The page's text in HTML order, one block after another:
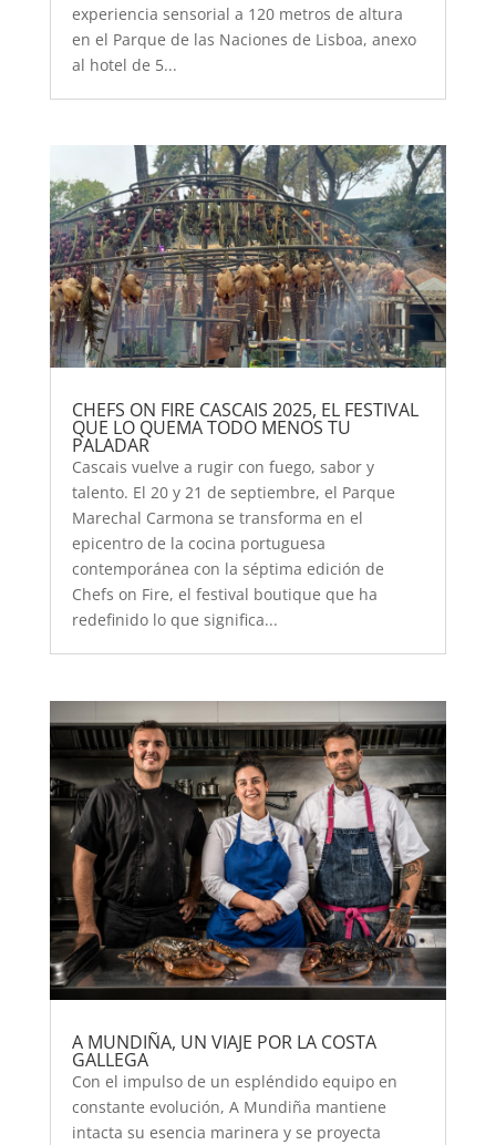
experiencia sensorial a 120 metros de altura
en el Parque de las Naciones de Lisboa, anexo
al hotel de 5...
CHEFS ON FIRE CASCAIS 2025, EL FESTIVAL
QUE LO QUEMA TODO MENOS TU
PALADAR
Cascais vuelve a rugir con fuego, sabor y
talento. El 20 y 21 de septiembre, el Parque
Marechal Carmona se transforma en el
epicentro de la cocina portuguesa
contemporánea con la séptima edición de
Chefs on Fire, el festival boutique que ha
redefinido lo que significa...
A MUNDIÑA, UN VIAJE POR LA COSTA
GALLEGA
Con el impulso de un espléndido equipo en
constante evolución, A Mundiña mantiene
intacta su esencia marinera y se proyecta